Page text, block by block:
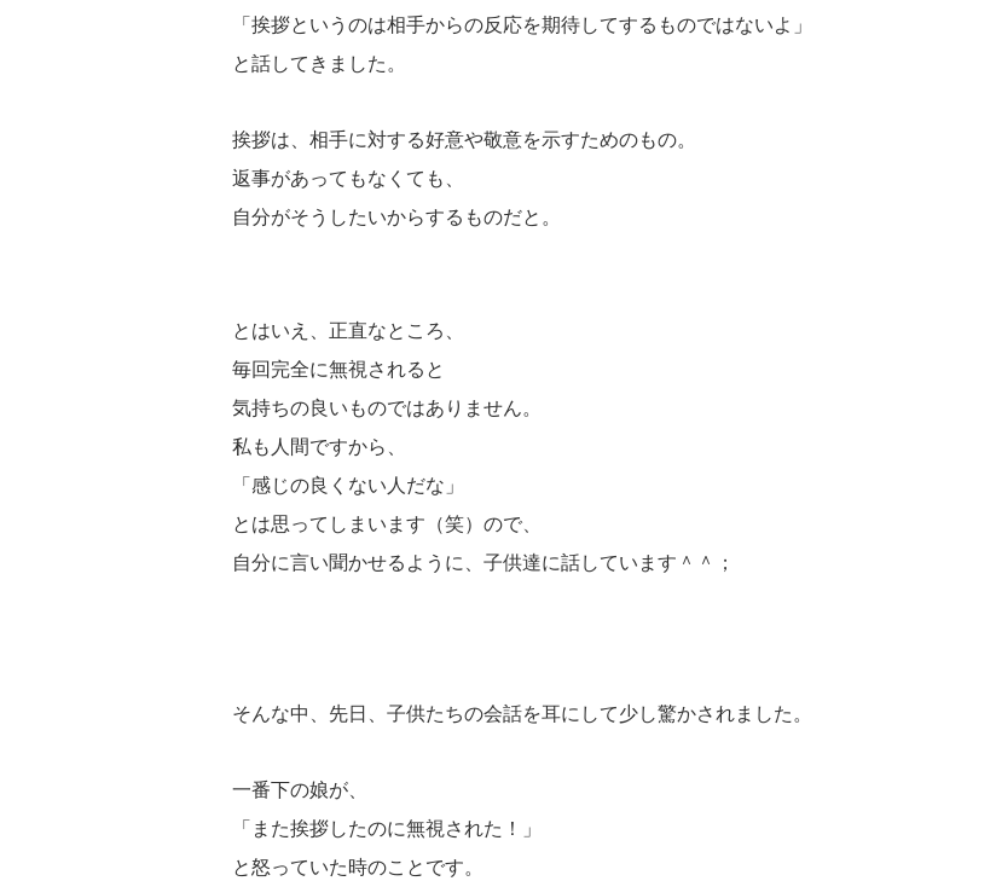
「挨拶というのは相手からの反応を期待してするものではないよ」
と話してきました。
挨拶は、相手に対する好意や敬意を示すためのもの。
返事があってもなくても、
自分がそうしたいからするものだと。
とはいえ、正直なところ、
毎回完全に無視されると
気持ちの良いものではありません。
私も人間ですから、
「感じの良くない人だな」
とは思ってしまいます（笑） ので、
自分に言い聞かせるように、子供達に話しています＾＾；
そんな中、先日、子供たちの会話を耳にして少し驚かされました。
一番下の娘が、
「また挨拶したのに無視された！」
と怒っていた時のことです。